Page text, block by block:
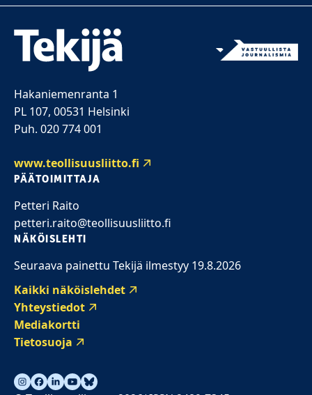
Hakaniemenranta 1
PL 107, 00531 Helsinki
Puh. 020 774 001
www.teollisuusliitto.fi
PÄÄTOIMITTAJA
Petteri Raito
petteri.raito@teollisuusliitto.fi
NÄKÖISLEHTI
Seuraava painettu Tekijä ilmestyy 19.8.2026
Kaikki näköislehdet
Yhteystiedot
Mediakortti
Tietosuoja